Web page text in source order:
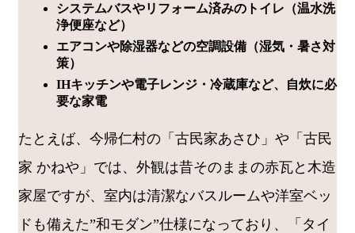
システムバスやリフォーム済みのトイレ（温水洗
浄便座など）
エアコンや除湿器などの空調設備（湿気・暑さ対
策）
IHキッチンや電子レンジ・冷蔵庫など、自炊に必
要な家電
たとえば、今帰仁村の「古民家あさひ」や「古民
家 かねや」では、外観は昔そのままの赤瓦と木造
家屋ですが、室内は清潔なバスルームや洋室ベッ
ドも備えた”和モダン”仕様になっており、「タイ